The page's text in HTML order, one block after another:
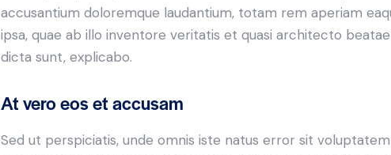
accusantium doloremque laudantium, totam rem aperiam
ipsa, quae ab illo inventore veritatis et quasi architecto
dicta sunt, explicabo.
At vero eos et accusam
Sed ut perspiciatis, unde omnis iste natus error sit voluptatem